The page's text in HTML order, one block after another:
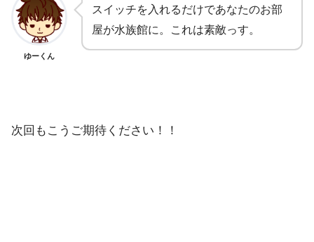
ゆーくん
スイッチを入れるだけであなたのお部
屋が水族館に。これは素敵っす。
次回もこうご期待ください！！